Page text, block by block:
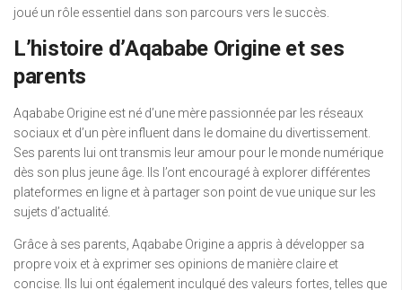
joué un rôle essentiel dans son parcours vers le succès.
L’histoire d’Aqababe Origine et ses
parents
Aqababe Origine est né d’une mère passionnée par les réseaux
sociaux et d’un père influent dans le domaine du divertissement.
Ses parents lui ont transmis leur amour pour le monde numérique
dès son plus jeune âge. Ils l’ont encouragé à explorer différentes
plateformes en ligne et à partager son point de vue unique sur les
sujets d’actualité.
Grâce à ses parents, Aqababe Origine a appris à développer sa
propre voix et à exprimer ses opinions de manière claire et
concise. Ils lui ont également inculqué des valeurs fortes, telles que